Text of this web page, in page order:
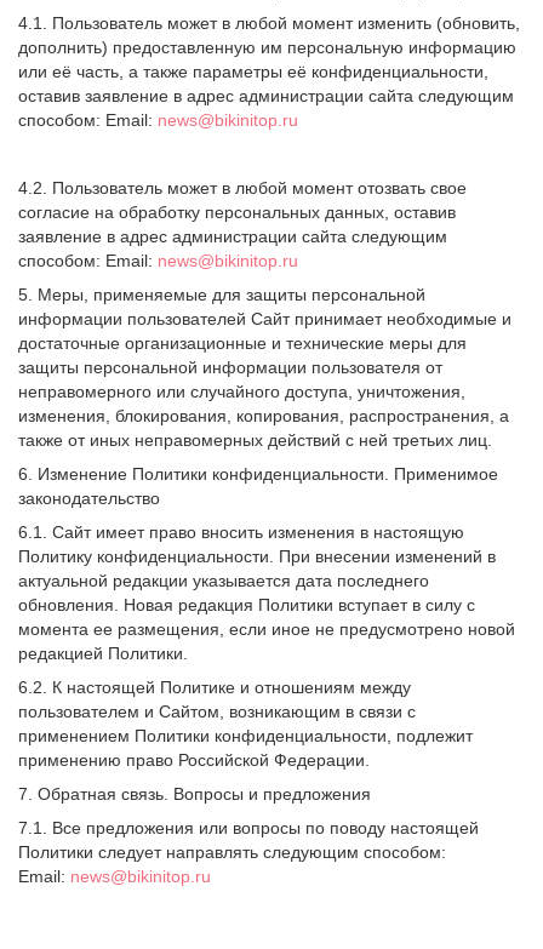
4.1. Пользователь может в любой момент изменить (обновить,
дополнить) предоставленную им персональную информацию
или её часть, а также параметры её конфиденциальности,
оставив заявление в адрес администрации сайта следующим
способом: Email: news@bikinitop.ru
4.2. Пользователь может в любой момент отозвать свое
согласие на обработку персональных данных, оставив
заявление в адрес администрации сайта следующим
способом: Email: news@bikinitop.ru
5. Меры, применяемые для защиты персональной
информации пользователей Сайт принимает необходимые и
достаточные организационные и технические меры для
защиты персональной информации пользователя от
неправомерного или случайного доступа, уничтожения,
изменения, блокирования, копирования, распространения, а
также от иных неправомерных действий с ней третьих лиц.
6. Изменение Политики конфиденциальности. Применимое
законодательство
6.1. Сайт имеет право вносить изменения в настоящую
Политику конфиденциальности. При внесении изменений в
актуальной редакции указывается дата последнего
обновления. Новая редакция Политики вступает в силу с
момента ее размещения, если иное не предусмотрено новой
редакцией Политики.
6.2. К настоящей Политике и отношениям между
пользователем и Сайтом, возникающим в связи с
применением Политики конфиденциальности, подлежит
применению право Российской Федерации.
7. Обратная связь. Вопросы и предложения
7.1. Все предложения или вопросы по поводу настоящей
Политики следует направлять следующим способом:
Email: news@bikinitop.ru